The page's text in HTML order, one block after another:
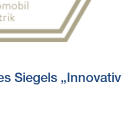
Siegels „Innovativ